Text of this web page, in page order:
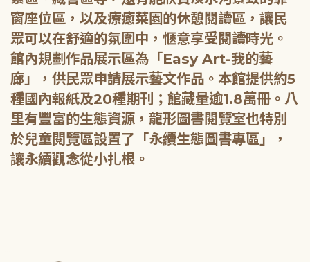
窗座位區，以及療癒菜園的休憩閱讀區，讓民
眾可以在舒適的氛圍中，愜意享受閱讀時光。
館內規劃作品展示區為「Easy Art-我的藝
廊」，供民眾申請展示藝文作品。本館提供約5
種國內報紙及20種期刊；館藏量逾1.8萬冊。八
里有豐富的生態資源，龍形圖書閱覽室也特別
於兒童閱覽區設置了「永續生態圖書專區」，